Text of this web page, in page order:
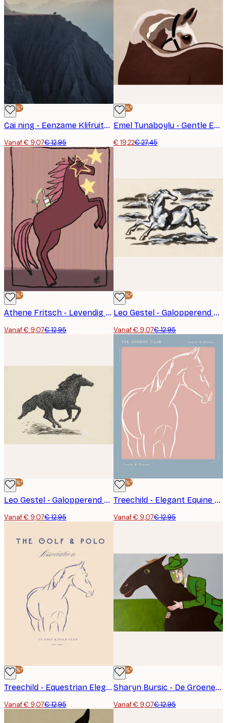
-30%*
Cai ning - Eenzame Klifruiter Poster
Vanaf € 9,07€ 12,95
-30%*
Emel Tunaboylu - Gentle Equine Curve Poster
€ 19,22€ 27,45
-30%*
Athene Fritsch - Levendig Cocktail Paard Poster
Vanaf € 9,07€ 12,95
-30%*
Leo Gestel - Galopperend Paard No2 Poster
Vanaf € 9,07€ 12,95
-30%*
Leo Gestel - Galopperend Paard No1 Poster
Vanaf € 9,07€ 12,95
-30%*
Treechild - Elegant Equine Sketch Poster
Vanaf € 9,07€ 12,95
-30%*
Treechild - Equestrian Elegance Poster
Vanaf € 9,07€ 12,95
-30%*
Sharyn Bursic - De Groene Ruiter Poster
Vanaf € 9,07€ 12,95